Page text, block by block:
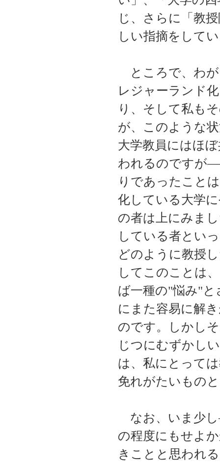
じ、さらに「教
しい指摘をして
ところで、わが
レジャーランド
り、そして私も
が、このような
大学教員にはほ
われるのですが
りであったこと
化している大学
の者は上にみま
している者とい
どのように教授
してこのことは
ば一種の"悩み"
にまた容易に解
のです。しかし
じつにむずかし
は、私にとって
免れがたいもの
なお、いま少
の程度にもせよ
きことと思われ